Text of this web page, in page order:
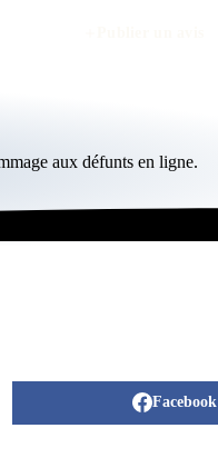
aux défunts en ligne.
Facebook